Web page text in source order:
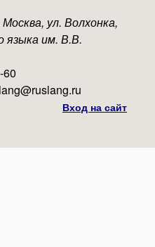
ул. Волхонка,
языка им. В.В.
60
Вход на сайт